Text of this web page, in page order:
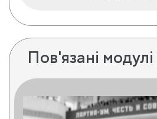
Пов'язані модулі